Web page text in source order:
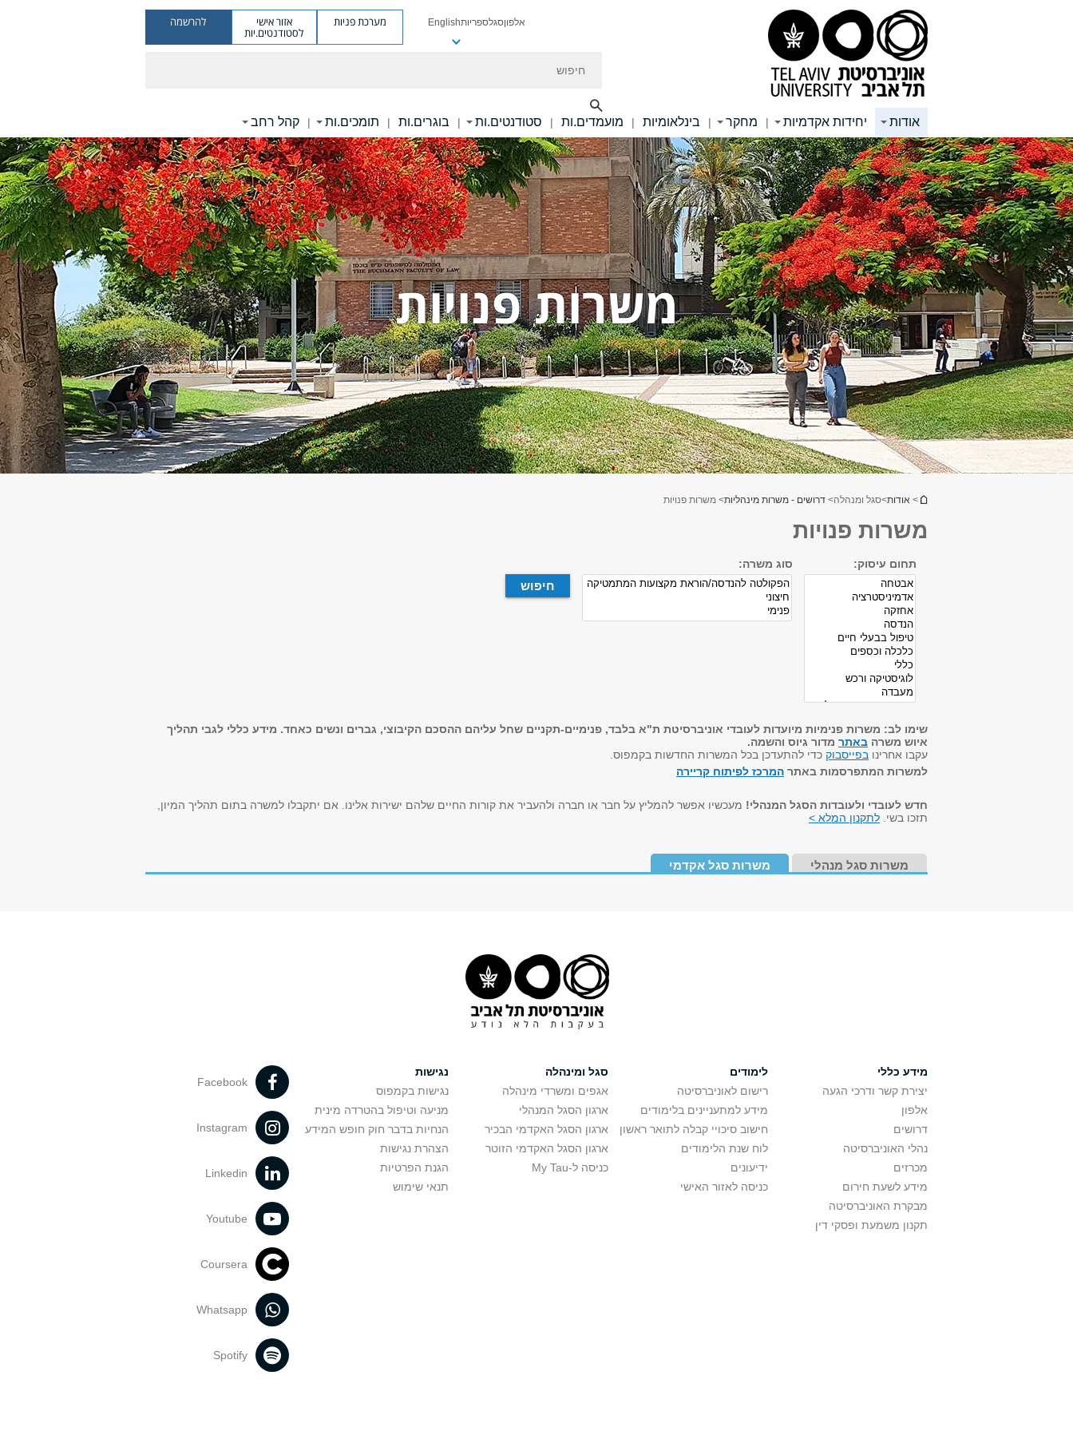
אלפוןסגלספריותEnglish מערכת פניות אזור אישי
לסטודנטים.יות
להרשמה
אודות יחידות אקדמיות | מחקר | בינלאומיות | מועמדים.ות | סטודנטים.ות | בוגרים.ות | תומכים.ות | קהל רחב
משרות פנויות
הינך נמצא כאן
> אודות>סגל ומנהלה> דרושים - משרות מינהליות> משרות פנויות
משרות פנויות
תחום עיסוק: סוג משרה:
שימו לב: משרות פנימיות מיועדות לעובדי אוניברסיטת ת"א בלבד, פנימיים-תקניים שחל עליהם ההסכם הקיבוצי, גברים ונשים כאחד. מידע כללי לגבי תהליך
איוש משרה באתר מדור גיוס והשמה.
עקבו אחרינו בפייסבוק כדי להתעדכן בכל המשרות החדשות בקמפוס.
למשרות המתפרסמות באתר המרכז לפיתוח קריירה
חדש לעובדי ולעובדות הסגל המנהלי! מעכשיו אפשר להמליץ על חבר או חברה ולהעביר את קורות החיים שלהם ישירות אלינו. אם יתקבלו למשרה בתום תהליך המיון,
תזכו בשי. לתקנון המלא >
משרות סגל מנהלי משרות סגל אקדמי
מידע כללי
יצירת קשר ודרכי הגעה
אלפון
דרושים
נהלי האוניברסיטה
מכרזים
מידע לשעת חירום
מבקרת האוניברסיטה
תקנון משמעת ופסקי דין
לימודים
רישום לאוניברסיטה
מידע למתעניינים בלימודים
חישוב סיכויי קבלה לתואר ראשון
לוח שנת הלימודים
ידיעונים
כניסה לאזור האישי
סגל ומינהלה
אגפים ומשרדי מינהלה
ארגון הסגל המנהלי
ארגון הסגל האקדמי הבכיר
ארגון הסגל האקדמי הזוטר
כניסה ל-My Tau
נגישות
נגישות בקמפוס
מניעה וטיפול בהטרדה מינית
הנחיות בדבר חוק חופש המידע
הצהרת נגישות
הגנת הפרטיות
תנאי שימוש
Facebook
Instagram
Linkedin
Youtube
Coursera
Whatsapp
Spotify